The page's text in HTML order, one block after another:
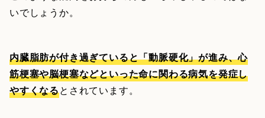
いでしょうか。
内臓脂肪が付き過ぎていると「動脈硬化」が進み、心
筋梗塞や脳梗塞などといった命に関わる病気を発症し
やすくなるとされています。